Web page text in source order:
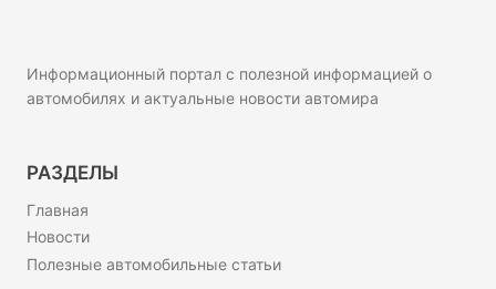
Информационный портал с полезной информацией о
автомобилях и актуальные новости автомира
РАЗДЕЛЫ
Главная
Новости
Полезные автомобильные статьи